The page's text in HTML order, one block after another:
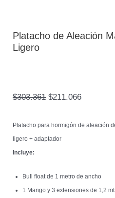
Platacho de Aleación
Ligero
$303.361 $211.066
Platacho para hormigón de aleación
ligero + adaptador
Incluye:
Bull float de 1 metro de ancho
1 Mango y 3 extensiones de 1,2